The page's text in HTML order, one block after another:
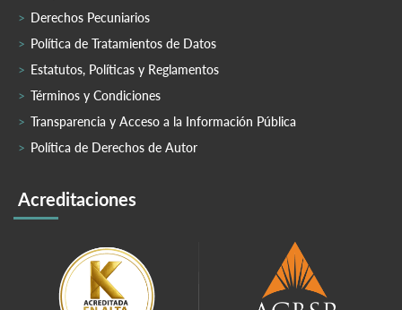
Derechos Pecuniarios
Política de Tratamientos de Datos
Estatutos, Políticas y Reglamentos
Términos y Condiciones
Transparencia y Acceso a la Información Pública
Política de Derechos de Autor
Acreditaciones